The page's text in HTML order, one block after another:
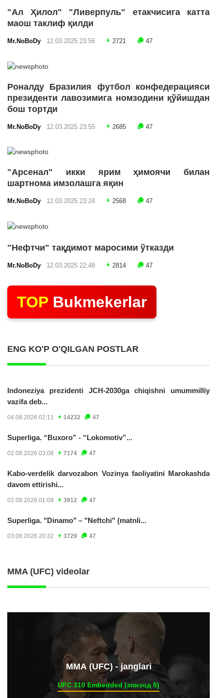
"Ал Ҳилол" "Ливерпуль" етакчисига катта
маош таклиф қилди
Mr.NoBoDy 12.03.2025 23:56 2721 47
Роналду Бразилия футбол конфедерацияси
президенти лавозимига номзодини қўйишдан
бош тортди
Mr.NoBoDy 12.03.2025 23:55 2685 47
"Арсенал" икки ярим ҳимоячи билан
шартнома имзолашга яқин
Mr.NoBoDy 12.03.2025 23:24 2568 47
"Нефтчи" тақдимот маросими ўтказди
Mr.NoBoDy 12.03.2025 22:48 2814 47
TOP Bukmekerlar
ENG KO'P O'QILGAN POSTLAR
Indoneziya prezidenti JCH-2030ga chiqishni umummilliy
vazifa deb...
04.08.2026 02:11 14232 47
Superliga. “Buxoro” - “Lokomotiv”...
02.08.2026 03:08 7174 47
Kabo-verdelik darvozabon Vozinya faoliyatini Marokashda
davom ettirishi...
02.08.2026 01:08 3912 47
Superliga. "Dinamo" – "Neftchi" (matnli...
03.08.2026 20:32 3729 47
MMA (UFC) videolar
ММА (UFC) - janglari
UFC 310 Embedded (эпизод 5)